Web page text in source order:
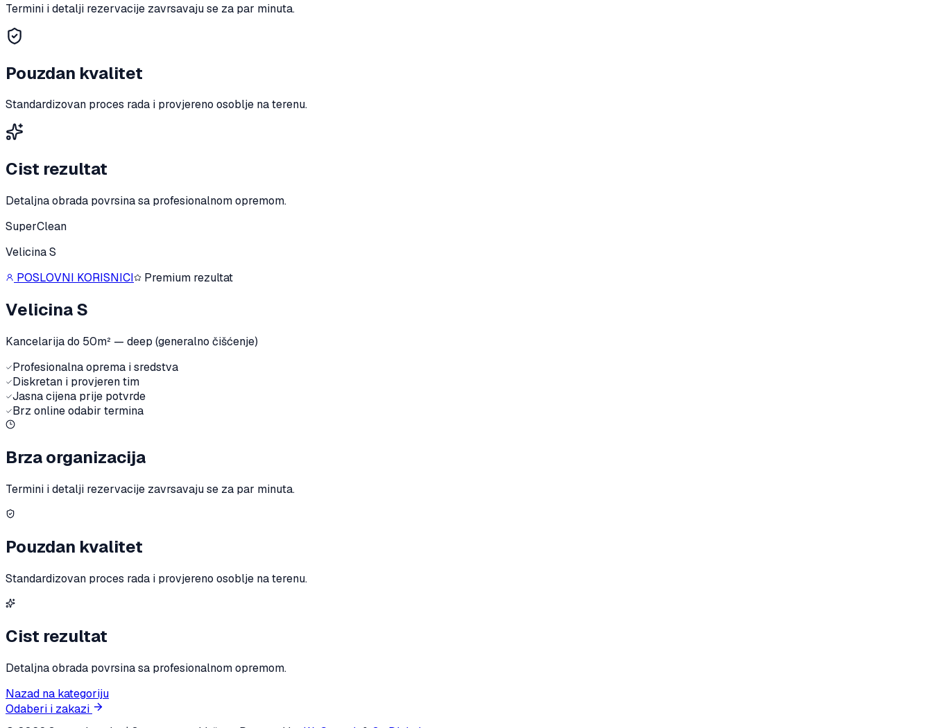
Termini i detalji rezervacije zavrsavaju se za par minuta.
Pouzdan kvalitet
Standardizovan proces rada i provjereno osoblje na terenu.
Cist rezultat
Detaljna obrada povrsina sa profesionalnom opremom.
SuperClean
Velicina S
POSLOVNI KORISNICI
Premium rezultat
Velicina S
Kancelarija do 50m² — deep (generalno čišćenje)
Profesionalna oprema i sredstva
Diskretan i provjeren tim
Jasna cijena prije potvrde
Brz online odabir termina
Brza organizacija
Termini i detalji rezervacije zavrsavaju se za par minuta.
Pouzdan kvalitet
Standardizovan proces rada i provjereno osoblje na terenu.
Cist rezultat
Detaljna obrada povrsina sa profesionalnom opremom.
Nazad na kategoriju
Odaberi i zakazi